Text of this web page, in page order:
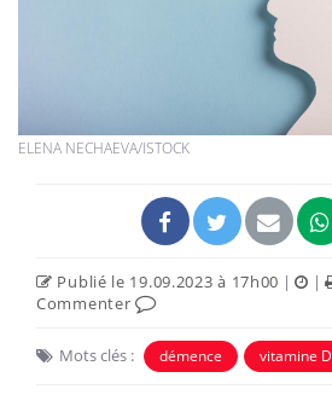
ELENA NECHAEVA/ISTOCK
Publié le 19.09.2023 à 17h00 | |
Commenter
Mots clés : démence vitamine D